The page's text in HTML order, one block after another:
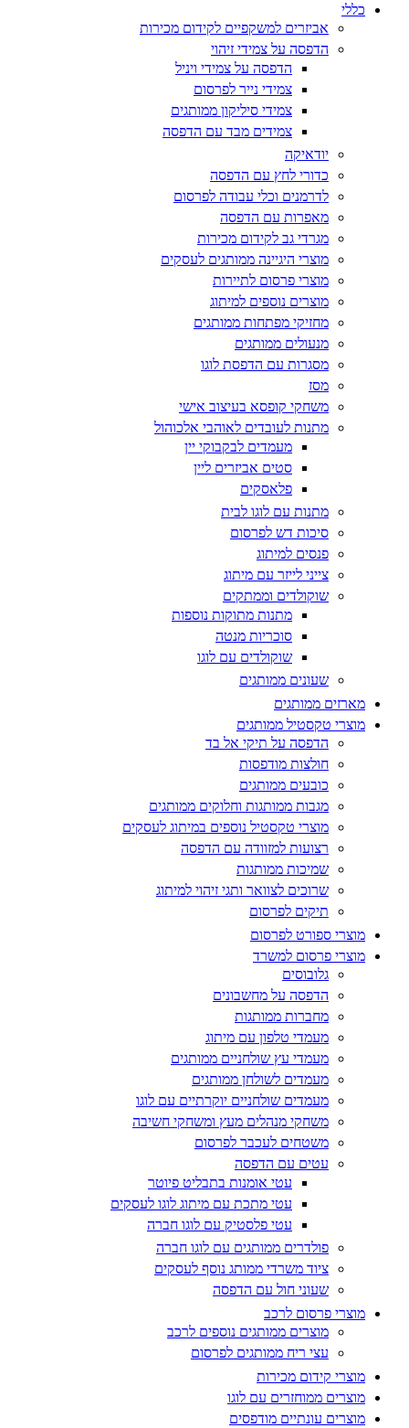
כללי
אביזרים למשקפיים לקידום מכירות
הדפסה על צמידי זיהוי
הדפסה על צמידי ויניל
צמידי נייר לפרסום
צמידי סיליקון ממותגים
צמידים מבד עם הדפסה
יודאיקה
כדורי לחץ עם הדפסה
לדרמנים וכלי עבודה לפרסום
מאפרות עם הדפסה
מגרדי גב לקידום מכירות
מוצרי היגיינה ממותגים לעסקים
מוצרי פרסום לתיירות
מוצרים נוספים למיתוג
מחזיקי מפתחות ממותגים
מנעולים ממותגים
מסגרות עם הדפסת לוגו
מסז
משחקי קופסא בעיצוב אישי
מתנות לעובדים לאוהבי אלכוהול
מעמדים לבקבוקי יין
סטים אביזרים ליין
פלאסקים
מתנות עם לוגו לבית
סיכות דש לפרסום
פנסים למיתוג
צייני לייזר עם מיתוג
שוקולדים וממתקים
מתנות מתוקות נוספות
סוכריות מנטה
שוקולדים עם לוגו
שעונים ממותגים
מארזים ממותגים
מוצרי טקסטיל ממותגים
הדפסה על תיקי אל בד
חולצות מודפסות
כובעים ממותגים
מגבות ממותגות וחלוקים ממותגים
מוצרי טקסטיל נוספים במיתוג לעסקים
רצועות למזוודה עם הדפסה
שמיכות ממותגות
שרוכים לצוואר ותגי זיהוי למיתוג
תיקים לפרסום
מוצרי ספורט לפרסום
מוצרי פרסום למשרד
גלובוסים
הדפסה על מחשבונים
מחברות ממותגות
מעמדי טלפון עם מיתוג
מעמדי עץ שולחניים ממותגים
מעמדים לשולחן ממותגים
מעמדים שולחניים יוקרתיים עם לוגו
משחקי מנהלים מעץ ומשחקי חשיבה
משטחים לעכבר לפרסום
עטים עם הדפסה
עטי אומנות בתבליט פיוטר
עטי מתכת עם מיתוג לוגו לעסקים
עטי פלסטיק עם לוגו חברה
פולדרים ממותגים עם לוגו חברה
ציוד משרדי ממותג נוסף לעסקים
שעוני חול עם הדפסה
מוצרי פרסום לרכב
מוצרים ממותגים נוספים לרכב
עצי ריח ממותגים לפרסום
מוצרי קידום מכירות
מוצרים ממוחזרים עם לוגו
מוצרים עונתיים מודפסים